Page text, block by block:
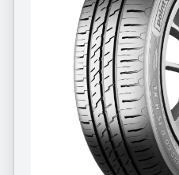
Tracmax
Triangle
Tristar
Uniroyal
Viking